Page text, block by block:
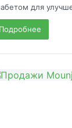
для
Подробнее